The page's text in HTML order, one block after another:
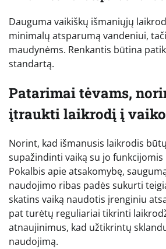
Dauguma vaikiškų išmaniųjų
minimalų atsparumą vandeniui,
maudynėms. Renkantis būtina
standartą.
Patarimai tėvams,
įtraukti laikrodį į vaiko
Norint, kad išmanusis laikrodis
supažindinti vaiką su jo funkcijomis
Pokalbis apie atsakomybę,
naudojimo ribas padės sukurti
skatins vaiką naudotis įrenginiu
pat turėtų reguliariai tikrinti
atnaujinimus, kad užtikrintų
naudojimą.